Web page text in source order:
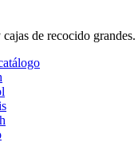
de recocido grandes.